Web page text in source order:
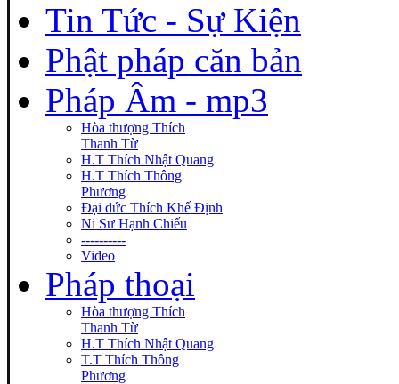
Tin Tức - Sự Kiện
Phật pháp căn bản
Pháp Âm - mp3
Hòa thượng Thích
Thanh Từ
H.T Thích Nhật Quang
H.T Thích Thông
Phương
Đại đức Thích Khế Định
Ni Sư Hạnh Chiếu
----------
Video
Pháp thoại
Hòa thượng Thích
Thanh Từ
H.T Thích Nhật Quang
T.T Thích Thông
Phương